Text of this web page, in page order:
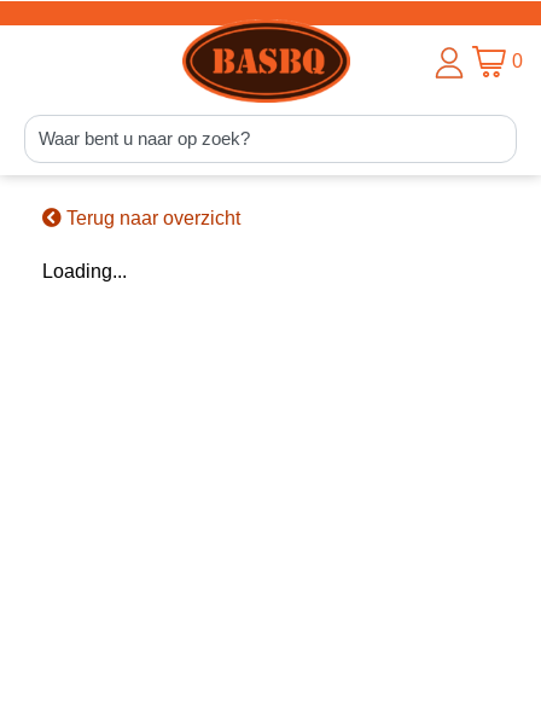
0
Terug naar overzicht
Loading...